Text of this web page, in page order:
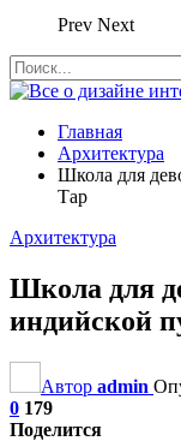
Prev Next
Главная
Архитектура
Школа для
Тар
Архитектура
Школа для
индийской
Автор admin
0 179
Поделится